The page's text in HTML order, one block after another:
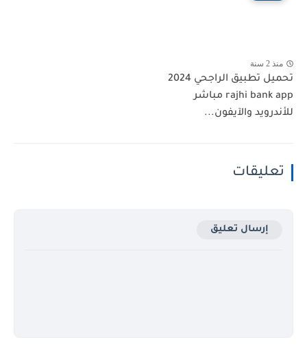
منذ 2 سنة
تحميل تطبيق الراجحي 2024
rajhi bank app مباشر
للأندرويد والآيفون...
تعليقات
إرسال تعليق